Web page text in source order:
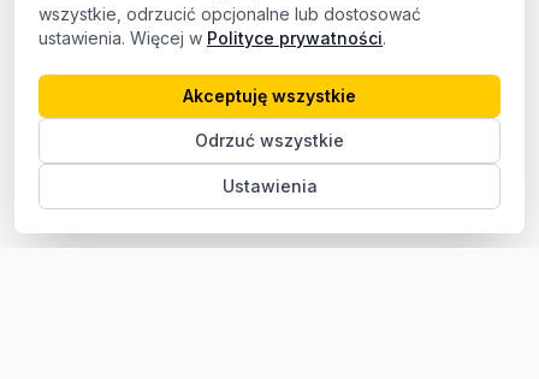
wszystkie, odrzucić opcjonalne lub dostosować
ustawienia. Więcej w Polityce prywatności.
Ustawienia
Odrzuć wszystkie
Akceptuję wszystkie